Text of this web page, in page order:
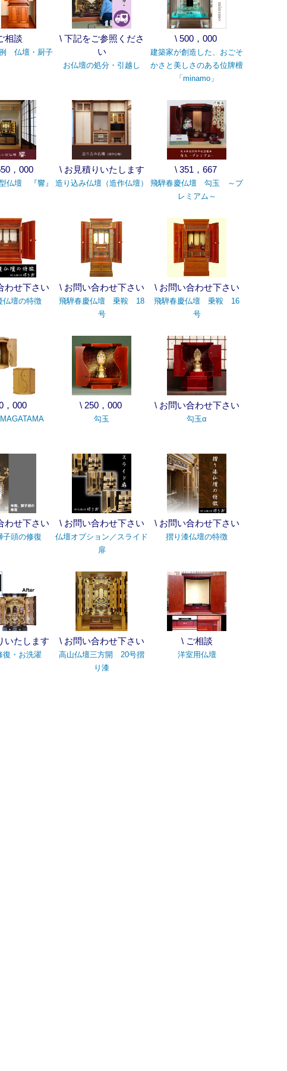
相談
仏壇・厨子
\ 下記をご参照くださ
い
お仏壇の処分・引越し
\ 500，000
建築家が創造した、おごそ
かさと美しさのある位牌檀
「minamo」
，000
仏壇 『響』
\ お見積りいたします
造り込み仏壇（造作仏壇）
\ 351，667
飛騨春慶仏壇 勾玉 ～プ
レミアム～
わせ下さい
仏壇の特徴
\ お問い合わせ下さい
飛騨春慶仏壇 乗鞍 18
号
\ お問い合わせ下さい
飛騨春慶仏壇 乗鞍 16
号
，000 \ 250，000
勾玉
\ お問い合わせ下さい
勾玉α
わせ下さい
子頭の修復
\ お問い合わせ下さい
仏壇オプション／スライド
扉
\ お問い合わせ下さい
摺り漆仏壇の特徴
いたします
復・お洗濯
\ お問い合わせ下さい
高山仏壇三方開 20号摺
り漆
\ ご相談
洋室用仏壇